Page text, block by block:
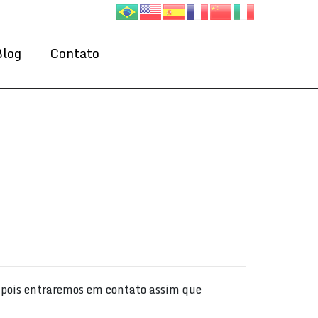
Contato
entraremos em contato assim que